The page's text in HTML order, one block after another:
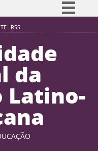
RSS
Simplifique!
Participe
Acesso à informação
Legislação
Canais
da
Latino-